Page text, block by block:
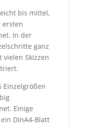
bis mittel,
ersten
In der
ganz
Skizzen
Einzelgrößen
Einige
DinA4-Blatt